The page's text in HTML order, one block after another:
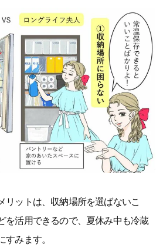
リットは、収納場所を選ばないこ
を活用できるので、夏休み中も冷蔵
すみます。